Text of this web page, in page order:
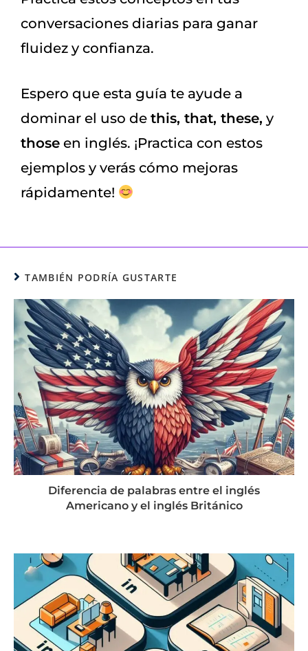
conversaciones diarias para ganar
fluidez y confianza.
Espero que esta guía te ayude a
dominar el uso de this, that, these, y
those en inglés. ¡Practica con estos
ejemplos y verás cómo mejoras
rápidamente!
TAMBIÉN PODRÍA GUSTARTE
Diferencia de palabras entre el inglés
Americano y el inglés Británico